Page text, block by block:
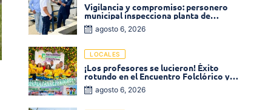
Vigilancia y compromiso: personero
municipal inspecciona planta de
tratamiento de agua
agosto 6, 2026
LOCALES
¡Los profesores se lucieron! Éxito
rotundo en el Encuentro Folclórico y
Cultural del Magisterio 2026 en Ciénaga
agosto 6, 2026